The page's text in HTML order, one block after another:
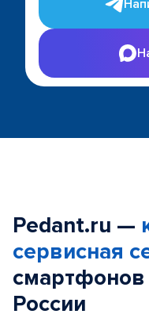
Pedant.ru —
сервисная
смартфонов
России